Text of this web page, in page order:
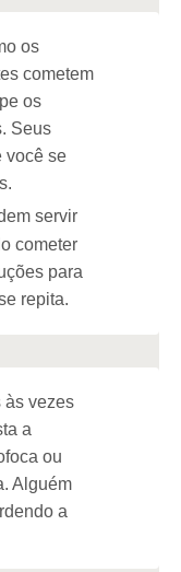
os
cometem
os
Seus
você se
servir
cometer
para
repita.
às vezes
a
ou
Alguém
a